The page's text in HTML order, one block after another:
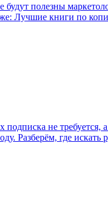
полезны
Лучшие книги по
не требуется,
Разберём, где искать